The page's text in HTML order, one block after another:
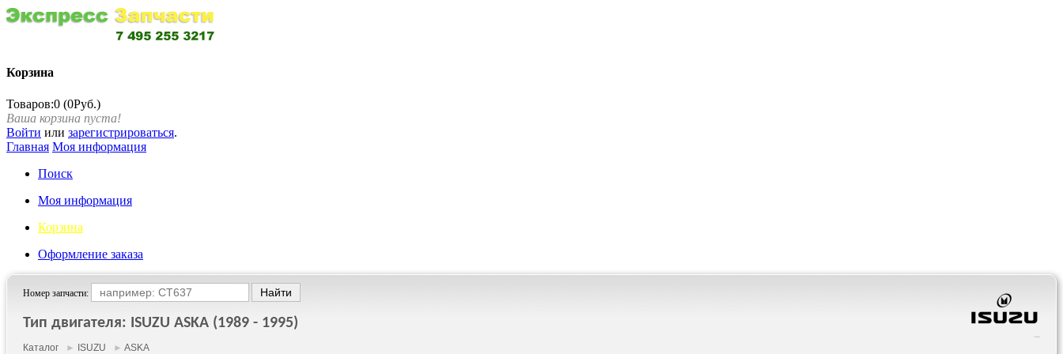
Корзина
Товаров:0 (0Руб.)
Ваша корзина пуста!
Войти или зарегистрироваться.
Главная Моя информация
Поиск
Моя информация
Корзина
Оформление заказа
Номер запчасти:
Тип двигателя: ISUZU ASKA (1989 - 1995)
Каталог ► ISUZU ► ASKA